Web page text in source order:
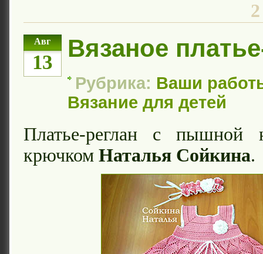
Авг
13
Вязаное
Рубрика: Ваши
Вязание для детей
Платье-реглан с пышной
крючком Наталья Сойкина.